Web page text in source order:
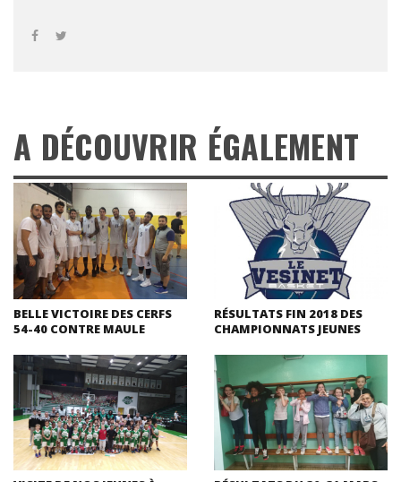
A DÉCOUVRIR ÉGALEMENT
BELLE VICTOIRE DES CERFS
54-40 CONTRE MAULE
RÉSULTATS FIN 2018 DES
CHAMPIONNATS JEUNES